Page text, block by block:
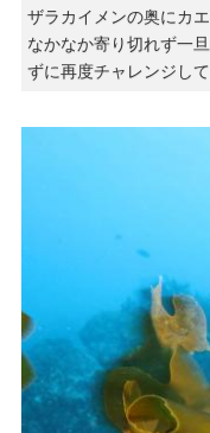
ザラカイメンの奥にカ
なかなか寄り切れず一
ずに再度チャレンジし